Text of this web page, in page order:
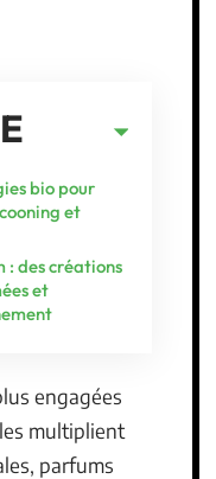
bio pour
et
: des créations
et
engagées
multiplient
parfums